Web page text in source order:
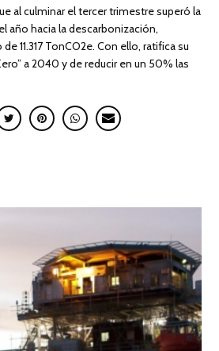
al culminar el tercer trimestre superó la
año hacia la descarbonización,
11.317 TonCO2e. Con ello, ratifica su
a 2040 y de reducir en un 50% las